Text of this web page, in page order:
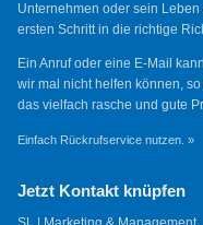
Unternehmen oder sein
ersten Schritt in die richtige
Ein Anruf oder eine E-Mail
wir mal nicht helfen können,
das vielfach rasche und gute
Einfach Rückrufservice nutzen. »
Jetzt Kontakt knüpfen